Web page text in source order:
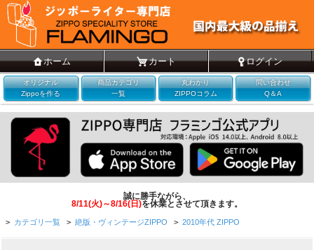
ホーム カート ログイン
オリジナル
Zippoを作る
商品カテゴリ
一覧
丸わかり
ZIPPOコラム
問い合わせ
Q＆A
誠に勝手ながら、
8/11(火)～8/16(日)を休業とさせて頂きます。
> カテゴリ一覧 > 絶版・ヴィンテージZIPPO > 2010年代 ZIPPO